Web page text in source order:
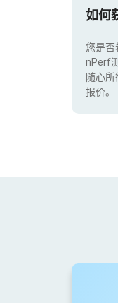
如何
您是否
nPerf
随心所
报价。